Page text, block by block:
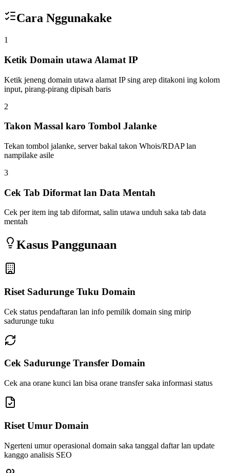
Cara Nggunakake
1
Ketik Domain utawa Alamat IP
Ketik jeneng domain utawa alamat IP sing arep ditakoni ing kolom
input, pirang-pirang dipisah baris
2
Takon Massal karo Tombol Jalanke
Tekan tombol jalanke, server bakal takon Whois/RDAP lan
nampilake asile
3
Cek Tab Diformat lan Data Mentah
Cek per item ing tab diformat, salin utawa unduh saka tab data
mentah
Kasus Panggunaan
Riset Sadurunge Tuku Domain
Cek status pendaftaran lan info pemilik domain sing mirip
sadurunge tuku
Cek Sadurunge Transfer Domain
Cek ana orane kunci lan bisa orane transfer saka informasi status
Riset Umur Domain
Ngerteni umur operasional domain saka tanggal daftar lan update
kanggo analisis SEO